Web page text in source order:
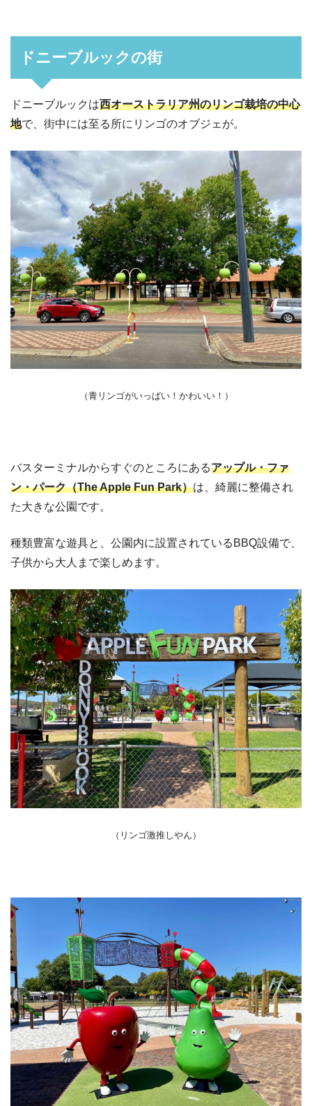
ドニーブルックの街
ドニーブルックは西オーストラリア州のリンゴ栽培の中心
地で、街中には至る所にリンゴのオブジェが。
（青リンゴがいっぱい！かわいい！）
バスターミナルからすぐのところにあるアップル・ファ
ン・パーク（The Apple Fun Park）は、綺麗に整備され
た大きな公園です。
種類豊富な遊具と、公園内に設置されているBBQ設備で、
子供から大人まで楽しめます。
（リンゴ激推しやん）